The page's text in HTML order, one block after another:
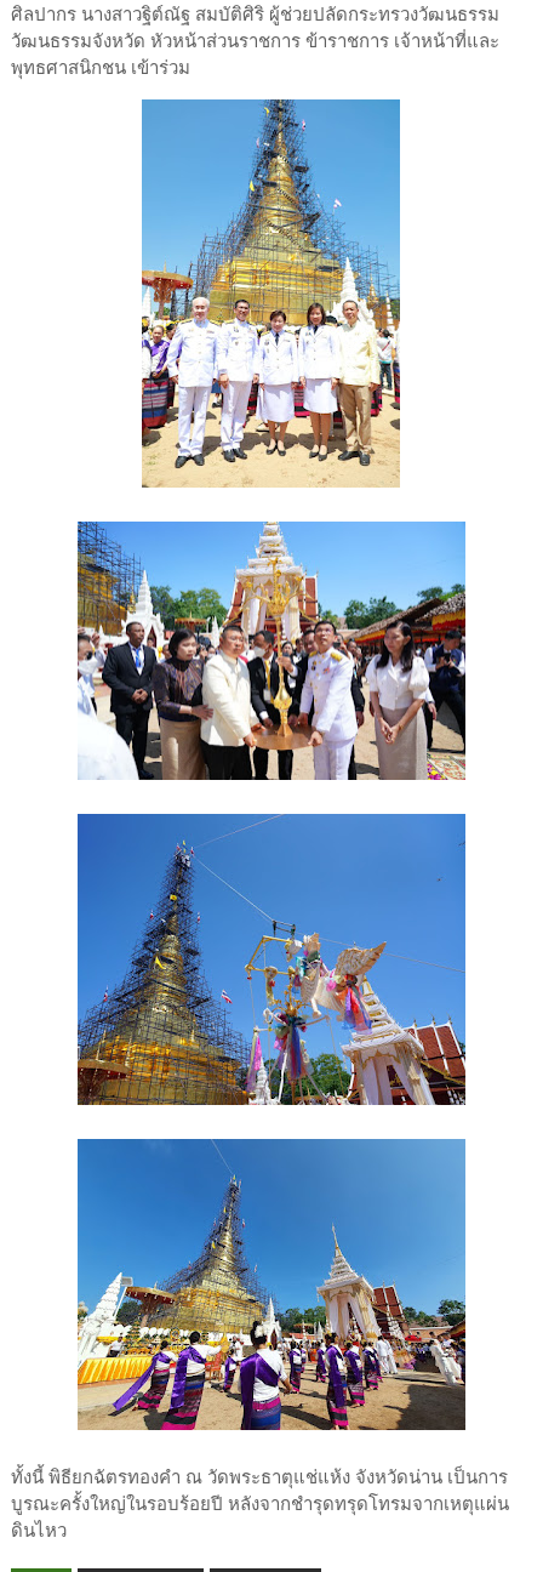
ศิลปากร นางสาวฐิต์ณัฐ สมบัติศิริ ผู้ช่วยปลัดกระทรวงวัฒนธรรม
วัฒนธรรมจังหวัด หัวหน้าส่วนราชการ ข้าราชการ เจ้าหน้าที่และ
พุทธศาสนิกชน เข้าร่วม
ทั้งนี้ พิธียกฉัตรทองคำ ณ วัดพระธาตุแช่แห้ง จังหวัดน่าน เป็นการ
บูรณะครั้งใหญ่ในรอบร้อยปี หลังจากชำรุดทรุดโทรมจากเหตุแผ่น
ดินไหว